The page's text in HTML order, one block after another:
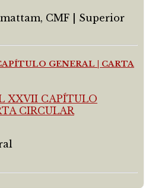
CMF | Superior
GENERAL | CARTA